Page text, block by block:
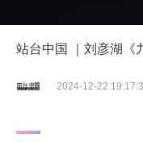
站台中国 ｜刘彦湖《
2024-12-22